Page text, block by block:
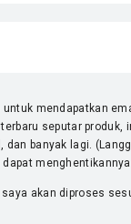
mendapatkan
seputar produk,
dan banyak lagi.
akan diproses